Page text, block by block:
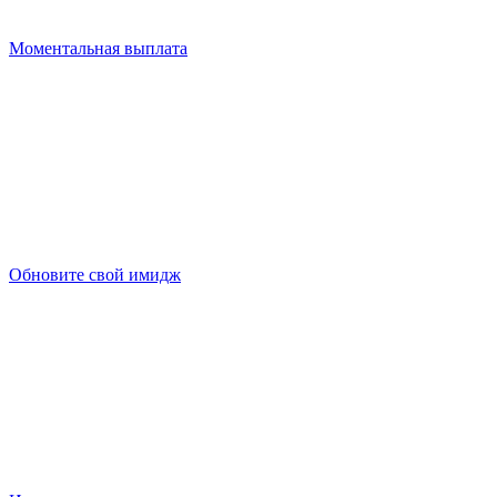
Моментальная выплата
Обновите свой имидж